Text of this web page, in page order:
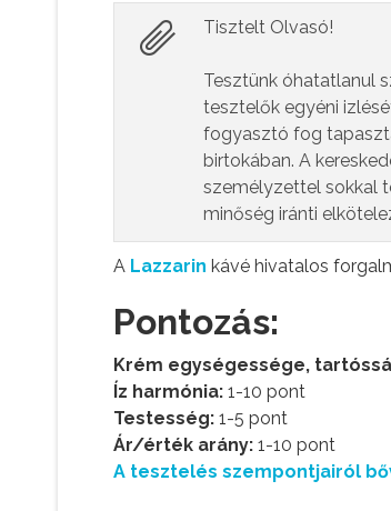
Tisztelt Olvasó!
Tesztünk óhatatlanul
tesztelők egyéni
fogyasztó fog
birtokában. A
személyzettel sokkal
minőség iránti
A Lazzarin kávé hivatalos
Pontozás:
Krém egységessége,
Íz harmónia: 1-10 pont
Testesség: 1-5 pont
Ár/érték arány: 1-10 pont
A tesztelés szempontjairól